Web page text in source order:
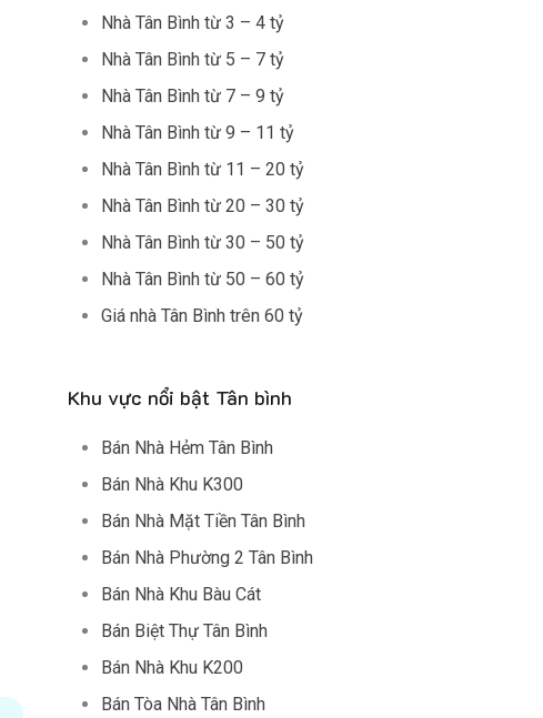
Nhà Tân Bình từ 3 – 4 tỷ
Nhà Tân Bình từ 5 – 7 tỷ
Nhà Tân Bình từ 7 – 9 tỷ
Nhà Tân Bình từ 9 – 11 tỷ
Nhà Tân Bình từ 11 – 20 tỷ
Nhà Tân Bình từ 20 – 30 tỷ
Nhà Tân Bình từ 30 – 50 tỷ
Nhà Tân Bình từ 50 – 60 tỷ
Giá nhà Tân Bình trên 60 tỷ
Khu vực nổi bật Tân bình
Bán Nhà Hẻm Tân Bình
Bán Nhà Khu K300
Bán Nhà Mặt Tiền Tân Bình
Bán Nhà Phường 2 Tân Bình
Bán Nhà Khu Bàu Cát
Bán Biệt Thự Tân Bình
Bán Nhà Khu K200
Bán Tòa Nhà Tân Bình